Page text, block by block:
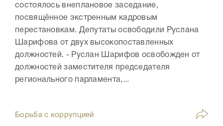
состоялось внеплановое заседание,
посвящённое экстренным кадровым
перестановкам. Депутаты освободили Руслана
Шарифова от двух высокопоставленных
должностей. - Руслан Шарифов освобожден от
должностей заместителя председателя
регионального парламента,...
Борьба с коррупцией